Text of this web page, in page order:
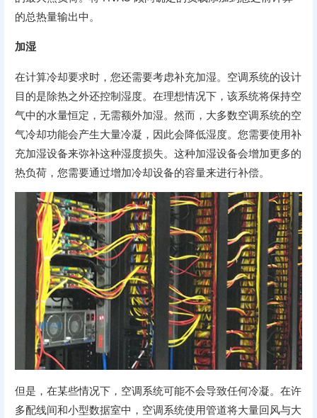
的总热量输出中。
加湿
在计算冷却要求时，您还需要考虑补充加湿。空调系统的设计
目的是除热之外还控制湿度。在理想情况下，该系统将保持空
气中的水量恒定，无需额外加湿。然而，大多数空调系统的空
气冷却功能会产生大量冷凝，因此会降低湿度。您需要使用补
充加湿设备来弥补这种湿度损失。这种加湿设备会增加更多的
热负荷，您需要通过增加冷却设备的容量来进行补偿。
但是，在某些情况下，空调系统可能不会导致任何冷凝。在许
多配线间和小型数据室中，空调系统使用管道将大量回风与大